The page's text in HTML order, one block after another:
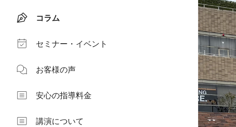
コラム
セミナー・イベント
お客様の声
安心の指導料金
講演について